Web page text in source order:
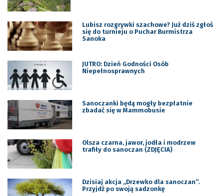
Lubisz rozgrywki szachowe? Już dziś zgłoś
się do turnieju o Puchar Burmistrza
Sanoka
JUTRO: Dzień Godności Osób
Niepełnosprawnych
Sanoczanki będą mogły bezpłatnie
zbadać się w Mammobusie
Olsza czarna, jawor, jodła i modrzew
trafiły do sanoczan (ZDJĘCIA)
Dzisiaj akcja ,,Drzewko dla sanoczan”.
Przyjdź po swoją sadzonkę